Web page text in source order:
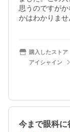
思うのですが
かはわかりませ
購入したストア
アイシャイン